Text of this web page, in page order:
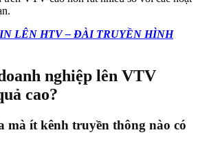
LÊN HTV – ĐÀI TRUYỀN HÌNH
nghiệp lên VTV
cao?
mà ít kênh truyền thông nào có